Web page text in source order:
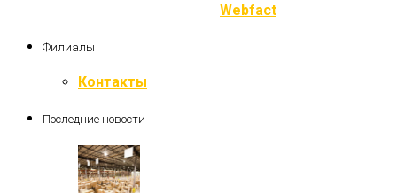
Webfact
Филиалы
Контакты
Последние новости